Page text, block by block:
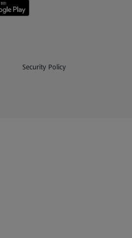
Security Policy
(öffnet in einem neuen Tab)